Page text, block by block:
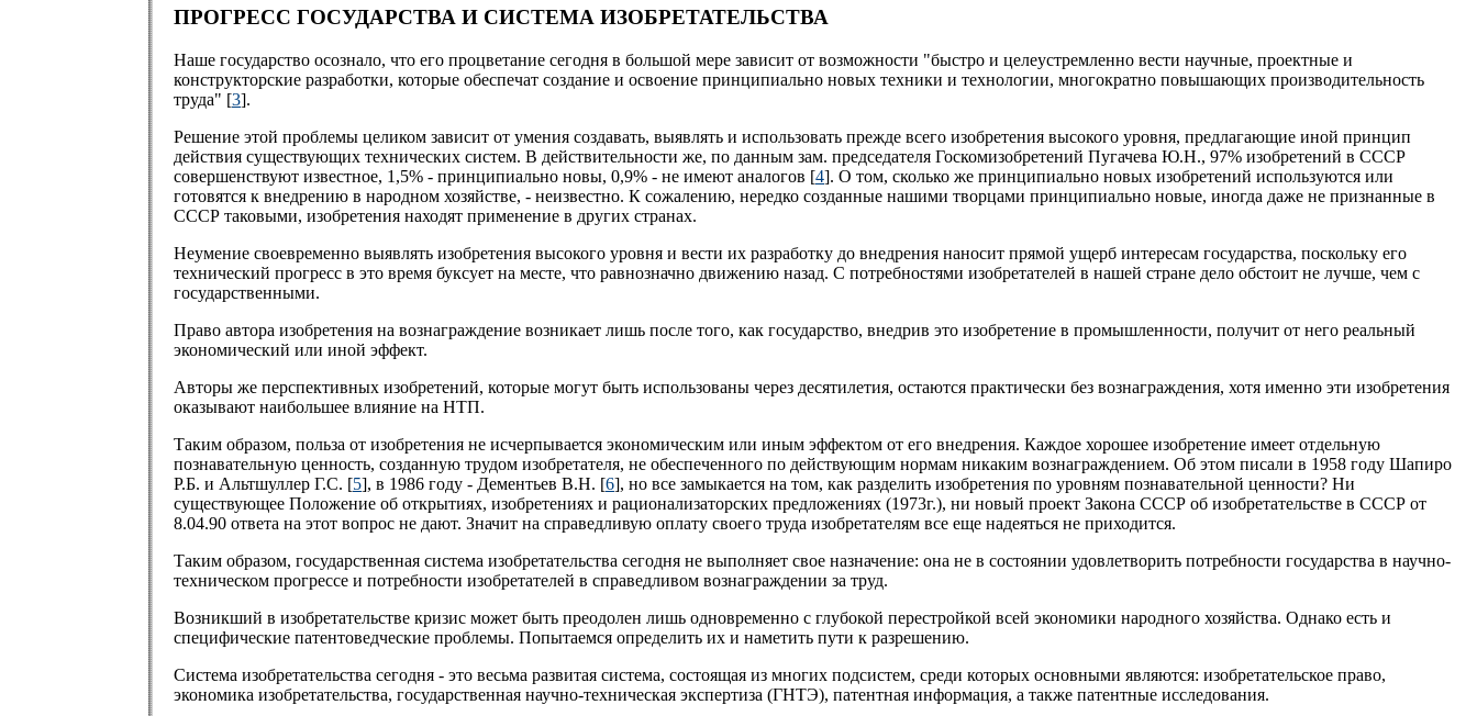
ПРОГРЕСС ГОСУДАРСТВА И СИСТЕМА ИЗОБРЕТАТЕЛЬСТВА
Наше государство осознало, что его процветание сегодня в большой мере зависит от возможности "быстро и целеустремленно вести научные, проектные и
конструкторские разработки, которые обеспечат создание и освоение принципиально новых техники и технологии, многократно повышающих производительность
труда" [3].
Решение этой проблемы целиком зависит от умения создавать, выявлять и использовать прежде всего изобретения высокого уровня, предлагающие иной принцип
действия существующих технических систем. В действительности же, по данным зам. председателя Госкомизобретений Пугачева Ю.Н., 97% изобретений в СССР
совершенствуют известное, 1,5% - принципиально новы, 0,9% - не имеют аналогов [4]. О том, сколько же принципиально новых изобретений используются или
готовятся к внедрению в народном хозяйстве, - неизвестно. К сожалению, нередко созданные нашими творцами принципиально новые, иногда даже не признанные в
СССР таковыми, изобретения находят применение в других странах.
Неумение своевременно выявлять изобретения высокого уровня и вести их разработку до внедрения наносит прямой ущерб интересам государства, поскольку его
технический прогресс в это время буксует на месте, что равнозначно движению назад. С потребностями изобретателей в нашей стране дело обстоит не лучше, чем с
государственными.
Право автора изобретения на вознаграждение возникает лишь после того, как государство, внедрив это изобретение в промышленности, получит от него реальный
экономический или иной эффект.
Авторы же перспективных изобретений, которые могут быть использованы через десятилетия, остаются практически без вознаграждения, хотя именно эти изобретения
оказывают наибольшее влияние на НТП.
Таким образом, польза от изобретения не исчерпывается экономическим или иным эффектом от его внедрения. Каждое хорошее изобретение имеет отдельную
познавательную ценность, созданную трудом изобретателя, не обеспеченного по действующим нормам никаким вознаграждением. Об этом писали в 1958 году Шапиро
Р.Б. и Альтшуллер Г.С. [5], в 1986 году - Дементьев В.Н. [6], но все замыкается на том, как разделить изобретения по уровням познавательной ценности? Ни
существующее Положение об открытиях, изобретениях и рационализаторских предложениях (1973г.), ни новый проект Закона СССР об изобретательстве в СССР от
8.04.90 ответа на этот вопрос не дают. Значит на справедливую оплату своего труда изобретателям все еще надеяться не приходится.
Таким образом, государственная система изобретательства сегодня не выполняет свое назначение: она не в состоянии удовлетворить потребности государства в научно-
техническом прогрессе и потребности изобретателей в справедливом вознаграждении за труд.
Возникший в изобретательстве кризис может быть преодолен лишь одновременно с глубокой перестройкой всей экономики народного хозяйства. Однако есть и
специфические патентоведческие проблемы. Попытаемся определить их и наметить пути к разрешению.
Система изобретательства сегодня - это весьма развитая система, состоящая из многих подсистем, среди которых основными являются: изобретательское право,
экономика изобретательства, государственная научно-техническая экспертиза (ГНТЭ), патентная информация, а также патентные исследования.